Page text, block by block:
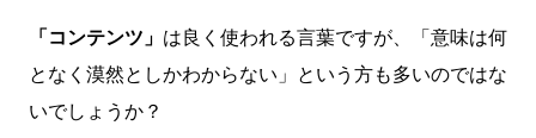
「コンテンツ」 は良く使われる言葉ですが、「意味は何
となく漠然としかわからない」という方も多いのではな
いでしょうか？